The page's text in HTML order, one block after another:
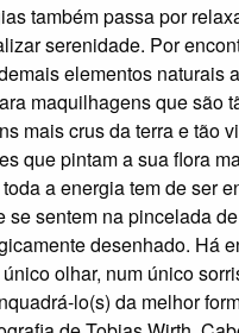
também passa por
serenidade. Por
elementos naturais
maquilhagens que são
mais crus da terra e tão
que pintam a sua flora
a energia tem de ser
se sentem na pincelada
desenhado. Há
olhar, num único
lo(s) da melhor